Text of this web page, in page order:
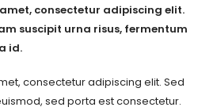
consectetur adipiscing elit.
suscipit urna risus, fermentum
id.
consectetur adipiscing elit. Sed
sed porta est consectetur.